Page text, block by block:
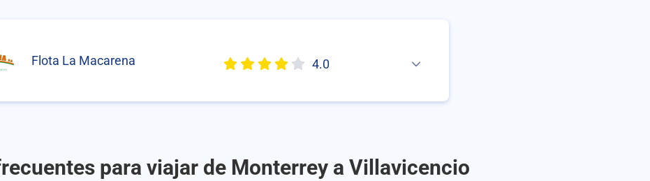
Flota La Macarena 4.0
para viajar de Monterrey a Villavicencio